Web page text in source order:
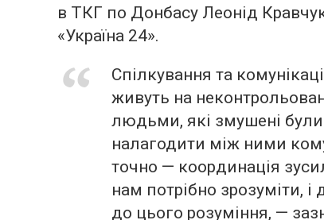
в ТКГ по Донбасу Леонід
«Україна 24».
Спілкування та
живуть на
людьми, які змушені
налагодити між ними
точно — координація
нам потрібно зрозуміти, і
до цього розуміння, —